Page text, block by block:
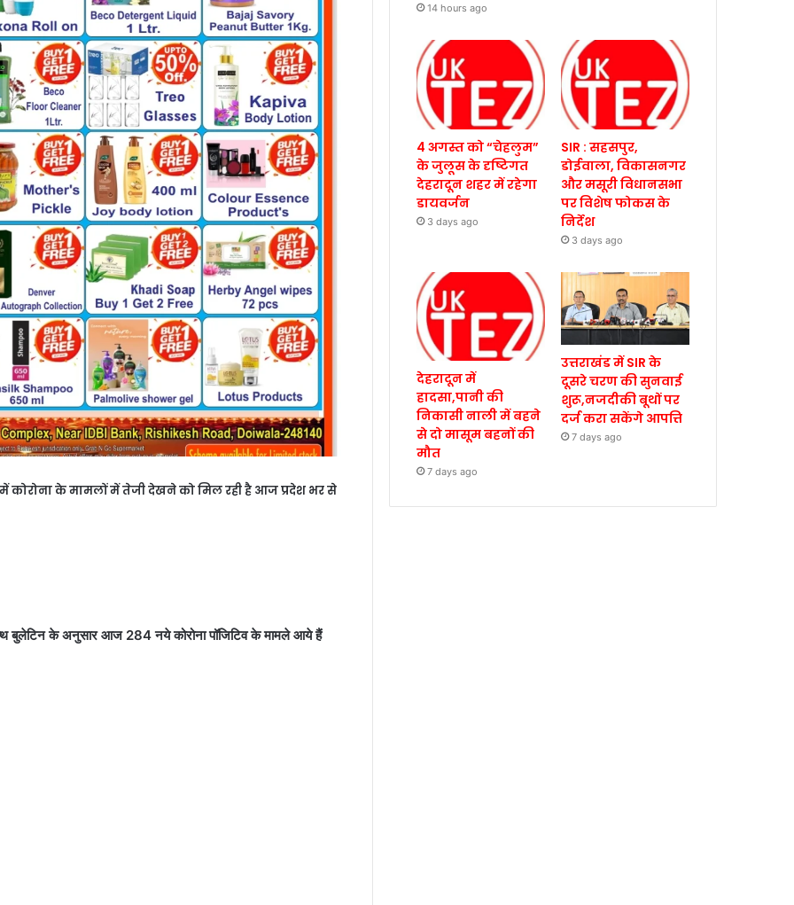
कोरोना के मामलों में तेजी देखने को मिल रही है आज प्रदेश भर से
बुलेटिन के अनुसार आज 284 नये कोरोना पॉजिटिव के मामले आये हैं
14 hours ago
4 अगस्त को “चेहलुम”
के जुलूस के दृष्टिगत
देहरादून शहर में रहेगा
डायवर्जन
3 days ago
SIR : सहसपुर,
डोईवाला, विकासनगर
और मसूरी विधानसभा
पर विशेष फोकस के
निर्देश
3 days ago
देहरादून में
हादसा,पानी की
निकासी नाली में बहने
से दो मासूम बहनों की
मौत
7 days ago
उत्तराखंड में SIR के
दूसरे चरण की सुनवाई
शुरू,नजदीकी बूथों पर
दर्ज करा सकेंगे आपत्ति
7 days ago